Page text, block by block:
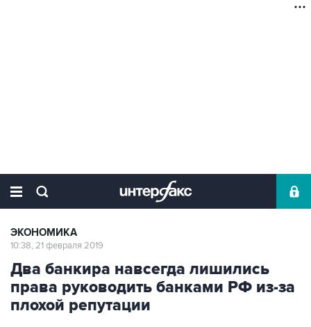
ЭКОНОМИКА
10:38, 21 февраля 2019
Два банкира навсегда лишились
права руководить банками РФ из-за
плохой репутации